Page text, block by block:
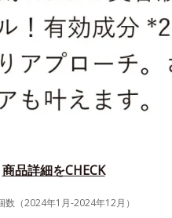
商品詳細をCHECK
（2024年1月-2024年12月）